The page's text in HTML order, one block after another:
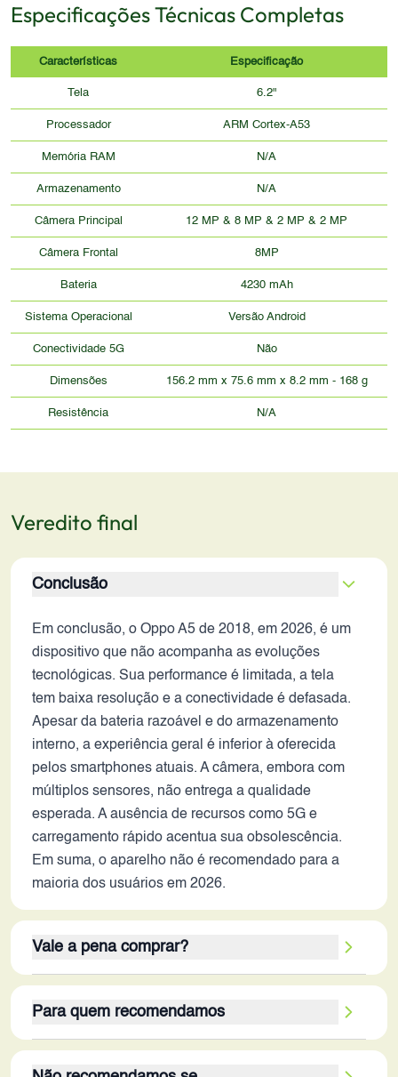
Especificações Técnicas Completas
Características Especificação
Tela 6.2"
Processador ARM Cortex-A53
Memória RAM N/A
Armazenamento N/A
Câmera Principal 12 MP & 8 MP & 2 MP & 2 MP
Câmera Frontal 8MP
Bateria 4230 mAh
Sistema Operacional Versão Android
Conectividade 5G Não
Dimensões 156.2 mm x 75.6 mm x 8.2 mm - 168 g
Resistência N/A
Veredito final
Conclusão
Em conclusão, o Oppo A5 de 2018, em 2026, é um
dispositivo que não acompanha as evoluções
tecnológicas. Sua performance é limitada, a tela
tem baixa resolução e a conectividade é defasada.
Apesar da bateria razoável e do armazenamento
interno, a experiência geral é inferior à oferecida
pelos smartphones atuais. A câmera, embora com
múltiplos sensores, não entrega a qualidade
esperada. A ausência de recursos como 5G e
carregamento rápido acentua sua obsolescência.
Em suma, o aparelho não é recomendado para a
maioria dos usuários em 2026.
Vale a pena comprar?
para a maioria dos usuários. Seus pontos fortes,
como a bateria de boa capacidade (considerando a
Para quem recomendamos